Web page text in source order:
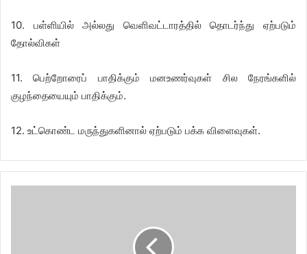
10. பள்ளியில் அல்லது வெளிவட்டாரத்தில் தொடர்ந்து ஏற்படும்
தோல்விகள்
11. பெற்றோரைப் பாதிக்கும் மனஉணர்வுகள் சில நேரங்களில்
குழந்தையையும் பாதிக்கும்.
12. உட்கொண்ட மருந்துகளினால் ஏற்படும் பக்க விளைவுகள்.